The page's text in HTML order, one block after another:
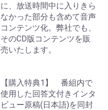
に、放送時間中に入りきら
なかった部分も含めて音声
コンテンツ化。弊社でも、
そのCD版コンテンツを販
売いたします。
【購入特典1】 番組内で
使用した回答文付きインタ
ビュー原稿(日本語)を同封